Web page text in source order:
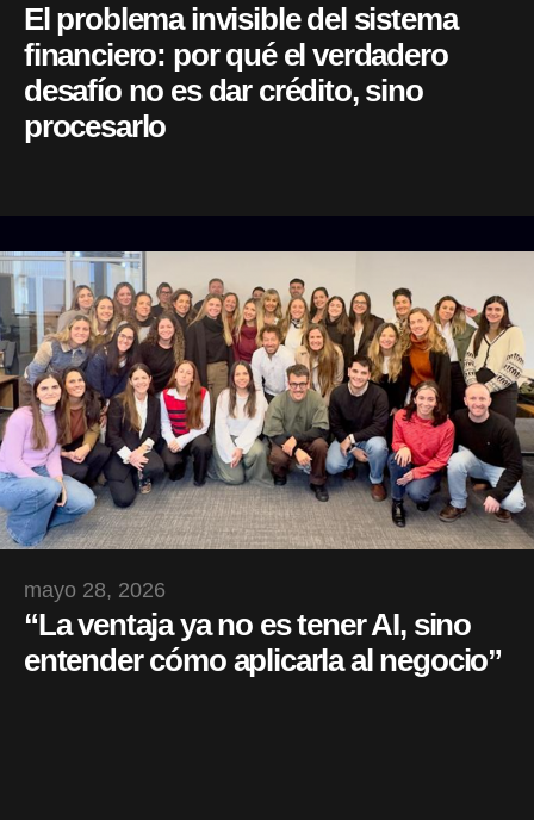
El problema invisible del sistema
financiero: por qué el verdadero
desafío no es dar crédito, sino
procesarlo
mayo 28, 2026
“La ventaja ya no es tener AI, sino
entender cómo aplicarla al negocio”